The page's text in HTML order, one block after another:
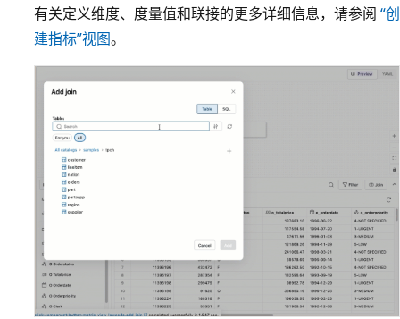
有关定义维度、度量值和联接的更多详细信息，请参阅 “创
建指标”视图。